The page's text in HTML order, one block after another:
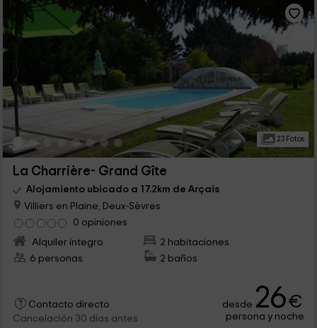
23 Fotos
La Charrière- Grand Gîte
Alojamiento ubicado a 17.2km de Arçais
Villiers en Plaine, Deux-Sèvres
0 opiniones
Alquiler íntegro
2 habitaciones
6 personas
2 baños
Contacto directo
Cancelación 30 días antes
desde 26€
persona y noche